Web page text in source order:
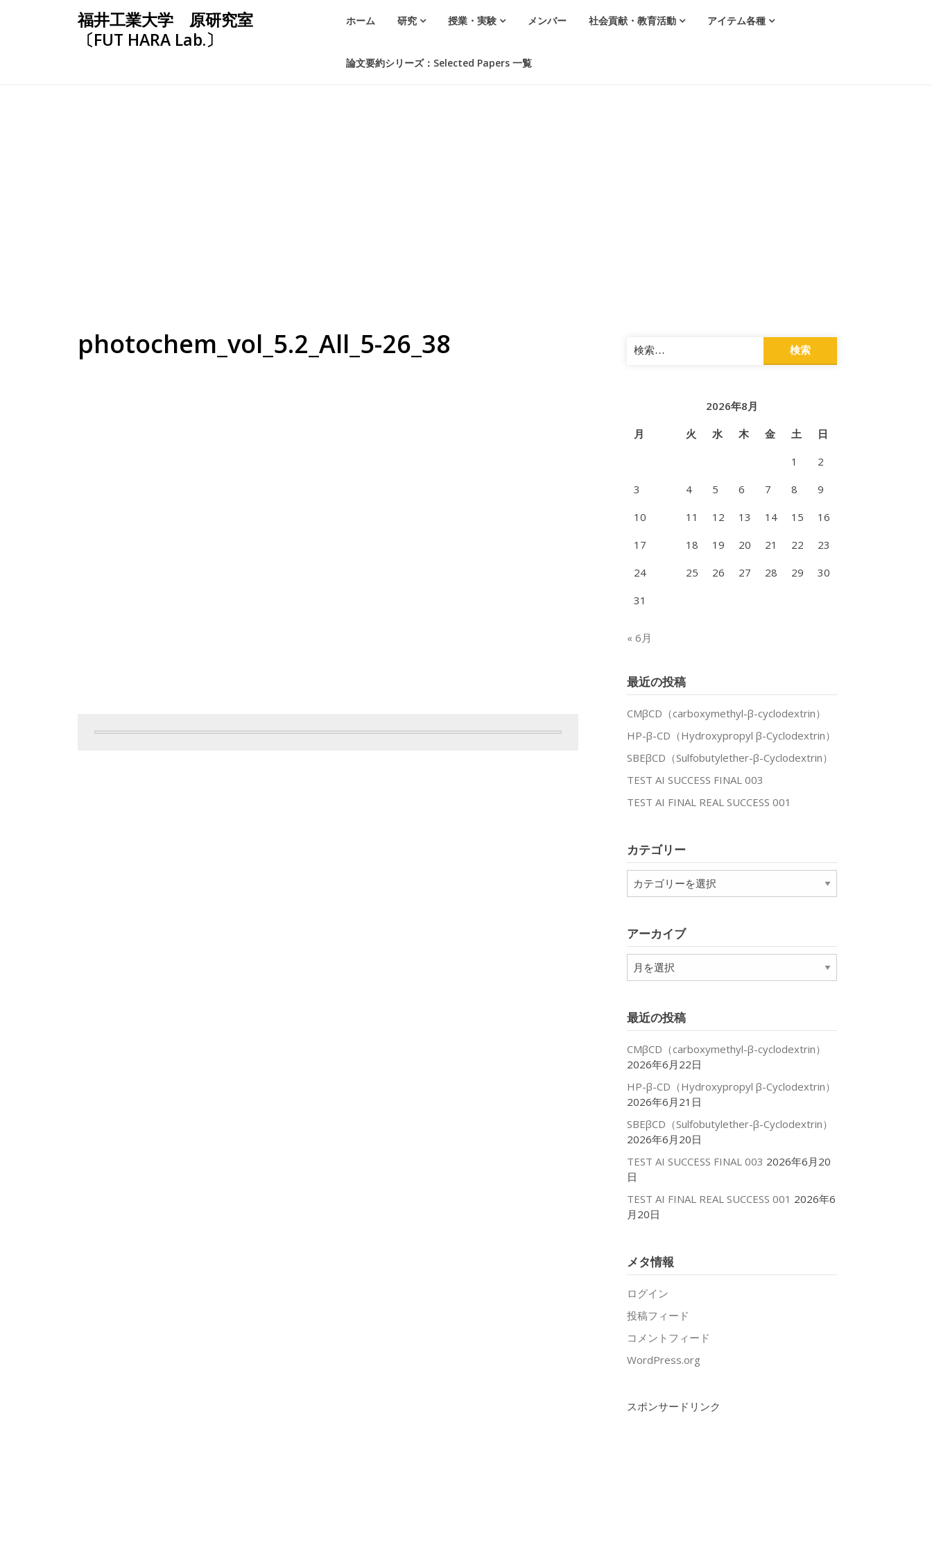
福井工業大学 原研究室
〔FUT HARA Lab.〕
ホーム 研究 授業・実験 メンバー 社会貢献・教育活動 アイテム各種
論文要約シリーズ：Selected Papers 一覧
photochem_vol_5.2_All_5-26_38
検
索:
2026年8月
月
火 水 木 金 土
日
1
2
3
4 5 6 7 8
9
10
11 12 13 14 15
16
17
18 19 20 21 22
23
24
25 26 27 28 29
30
31
« 6月
最近の投稿
CMβCD（carboxymethyl-β-cyclodextrin）
HP-β-CD（Hydroxypropyl β-Cyclodextrin）
SBEβCD（Sulfobutylether-β-Cyclodextrin）
TEST AI SUCCESS FINAL 003
TEST AI FINAL REAL SUCCESS 001
カテゴリー
テ
ー
アーカイブ
ア
ー
ブ
最近の投稿
CMβCD（carboxymethyl-β-cyclodextrin）
2026年6月22日
HP-β-CD（Hydroxypropyl β-Cyclodextrin）
2026年6月21日
SBEβCD（Sulfobutylether-β-Cyclodextrin）
2026年6月20日
TEST AI SUCCESS FINAL 003 2026年6月20
日
TEST AI FINAL REAL SUCCESS 001 2026年6
月20日
メタ情報
ログイン
投稿フィード
コメントフィード
WordPress.org
スポンサードリンク